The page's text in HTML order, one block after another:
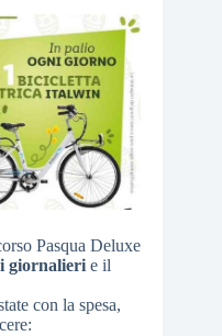
Pasqua Deluxe
giornalieri e il
con la spesa,